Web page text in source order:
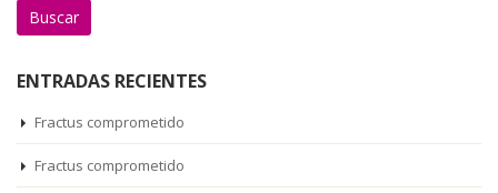
ENTRADAS RECIENTES
Fractus comprometido
Fractus comprometido